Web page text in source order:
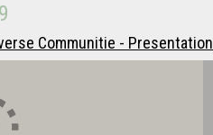
Communitie - Presentation